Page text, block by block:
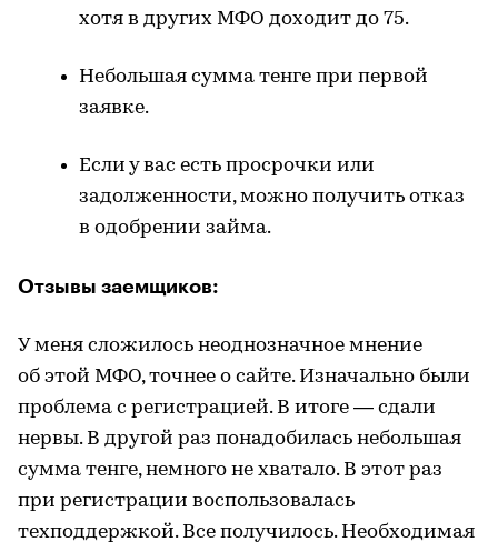
хотя в других МФО доходит до 75.
Небольшая сумма тенге при первой
заявке.
Если у вас есть просрочки или
задолженности, можно получить отказ
в одобрении займа.
Отзывы заемщиков:
У меня сложилось неоднозначное мнение
об этой МФО, точнее о сайте. Изначально были
проблема с регистрацией. В итоге — сдали
нервы. В другой раз понадобилась небольшая
сумма тенге, немного не хватало. В этот раз
при регистрации воспользовалась
техподдержкой. Все получилось. Необходимая